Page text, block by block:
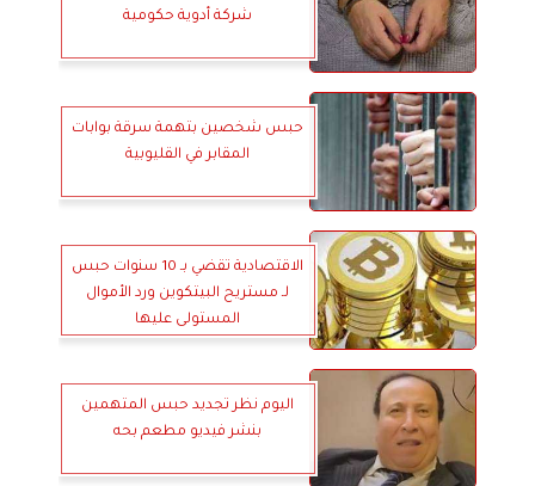
شركة أدوية حكومية
حبس شخصين بتهمة سرقة بوابات
المقابر في القليوبية
الاقتصادية تقضي بـ 10 سنوات حبس
لـ مستريح البيتكوين ورد الأموال
المستولى عليها
اليوم نظر تجديد حبس المتهمين
بنشر فيديو مطعم بحه